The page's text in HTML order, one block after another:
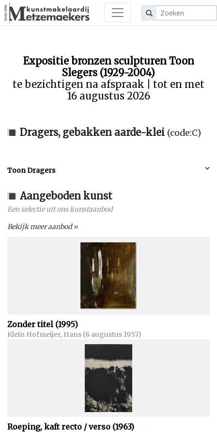
Expositie bronzen sculpturen Toon
Slegers (1929-2004)
te bezichtigen na afspraak | tot en met
16 augustus 2026
Toon Dragers
Dragers, gebakken aarde-klei (code:C)
Aangeboden kunst
Een selectie uit ons kunstaanbod
Bekijk meer aanbod »
Zonder titel (1995)
Klein Hofmeijer, Hans (8 augustus 1957)
Roeping, kaft recto / verso (1963)